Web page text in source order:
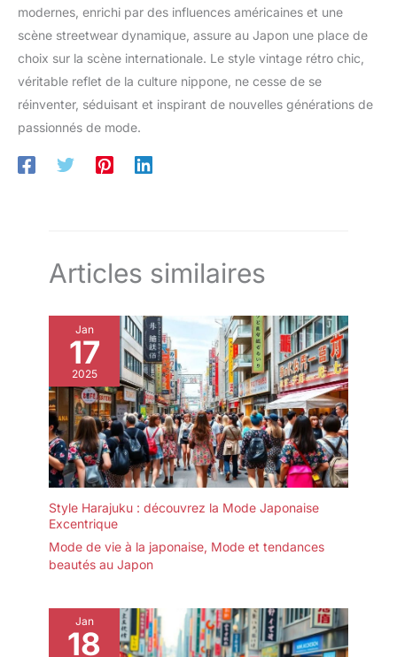
modernes, enrichi par des influences américaines et une
scène streetwear dynamique, assure au Japon une place de
choix sur la scène internationale. Le style vintage rétro chic,
véritable reflet de la culture nippone, ne cesse de se
réinventer, séduisant et inspirant de nouvelles générations de
passionnés de mode.
Articles similaires
Jan
17
2025
Style Harajuku : découvrez la Mode Japonaise
Excentrique
Mode de vie à la japonaise, Mode et tendances
beautés au Japon
Jan
18